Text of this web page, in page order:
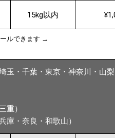
15kg以内
ルできます →
玉・千葉・東京・神奈川・山
重）
庫・奈良・和歌山）